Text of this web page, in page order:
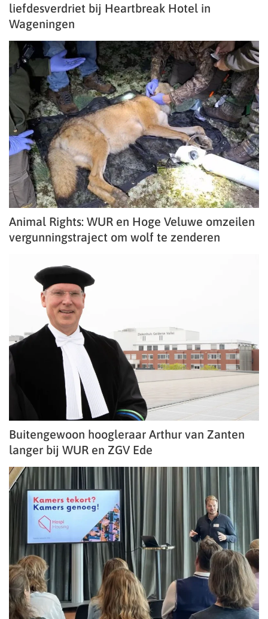
liefdesverdriet bij Heartbreak Hotel in
Wageningen
Animal Rights: WUR en Hoge Veluwe omzeilen
vergunningstraject om wolf te zenderen
Buitengewoon hoogleraar Arthur van Zanten
langer bij WUR en ZGV Ede